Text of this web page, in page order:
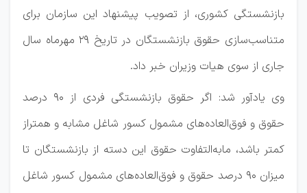
بازنشستگی کشوری، از تصویب پیشنهاد این سازمان برای
متناسب‌سازی حقوق بازنشستگان در تاریخ ۲۹ مهرماه سال
جاری از سوی هیات وزیران خبر داد.
وی یادآور شد: اگر حقوق بازنشستگی فردی از ۹۰ درصد
حقوق و فوق‌العاده‌های مشمول کسور شاغل مشابه و همتراز
کمتر باشد، مابه‌التفاوت حقوق این دسته از بازنشستگان تا
میزان ۹۰ درصد حقوق و فوق‌العاده‌های مشمول کسور شاغل